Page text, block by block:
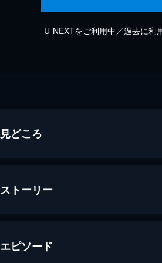
U-NEXTをご利用中／過去に利
見どころ
ストーリー
エピソード